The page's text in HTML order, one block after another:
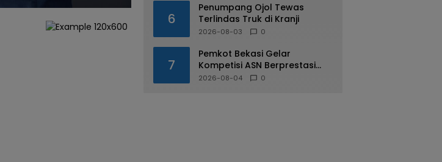
6
Penumpang Ojol Tewas
Terlindas Truk di Kranji
2026-08-03 0
7
Pemkot Bekasi Gelar
Kompetisi ASN Berprestasi
pada HUT RI ke-81
2026-08-04 0